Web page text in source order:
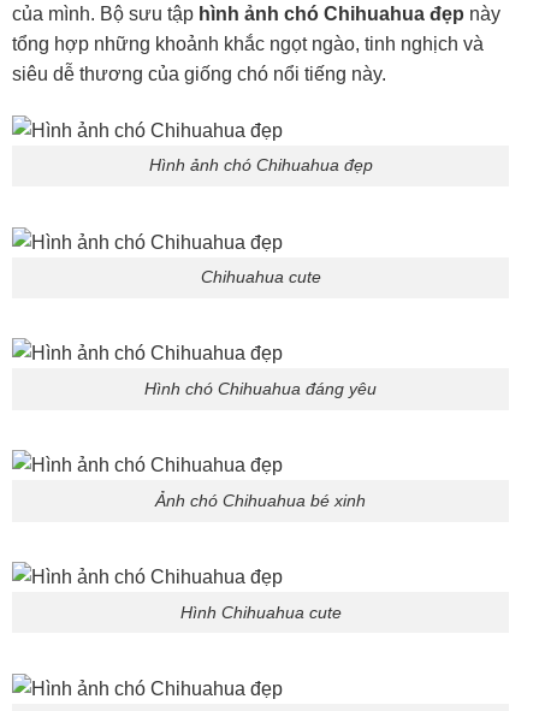
của mình. Bộ sưu tập hình ảnh chó Chihuahua đẹp này
tổng hợp những khoảnh khắc ngọt ngào, tinh nghịch và
siêu dễ thương của giống chó nổi tiếng này.
Hình ảnh chó Chihuahua đẹp
Chihuahua cute
Hình chó Chihuahua đáng yêu
Ảnh chó Chihuahua bé xinh
Hình Chihuahua cute